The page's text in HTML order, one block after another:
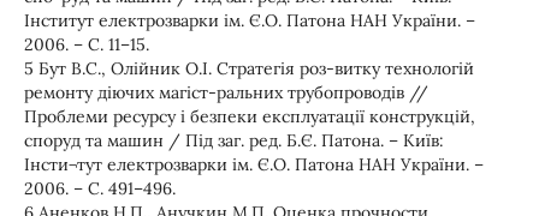
Інститут електрозварки ім. Є.О. Патона НАН України. –
2006. – С. 11–15.
5 Бут В.С., Олійник О.І. Стратегія роз-витку технологій
ремонту діючих магіст-ральних трубопроводів //
Проблеми ресурсу і безпеки експлуатації конструкцій,
споруд та машин / Під заг. ред. Б.Є. Патона. – Київ:
Інcти¬тут електрозварки ім. Є.О. Патона НАН України. –
2006. – С. 491–496.